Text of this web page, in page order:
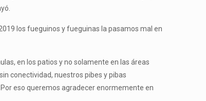
los fueguinos y fueguinas la pasamos mal en
en los patios y no solamente en las áreas
conectividad, nuestros pibes y pibas
eso queremos agradecer enormemente en